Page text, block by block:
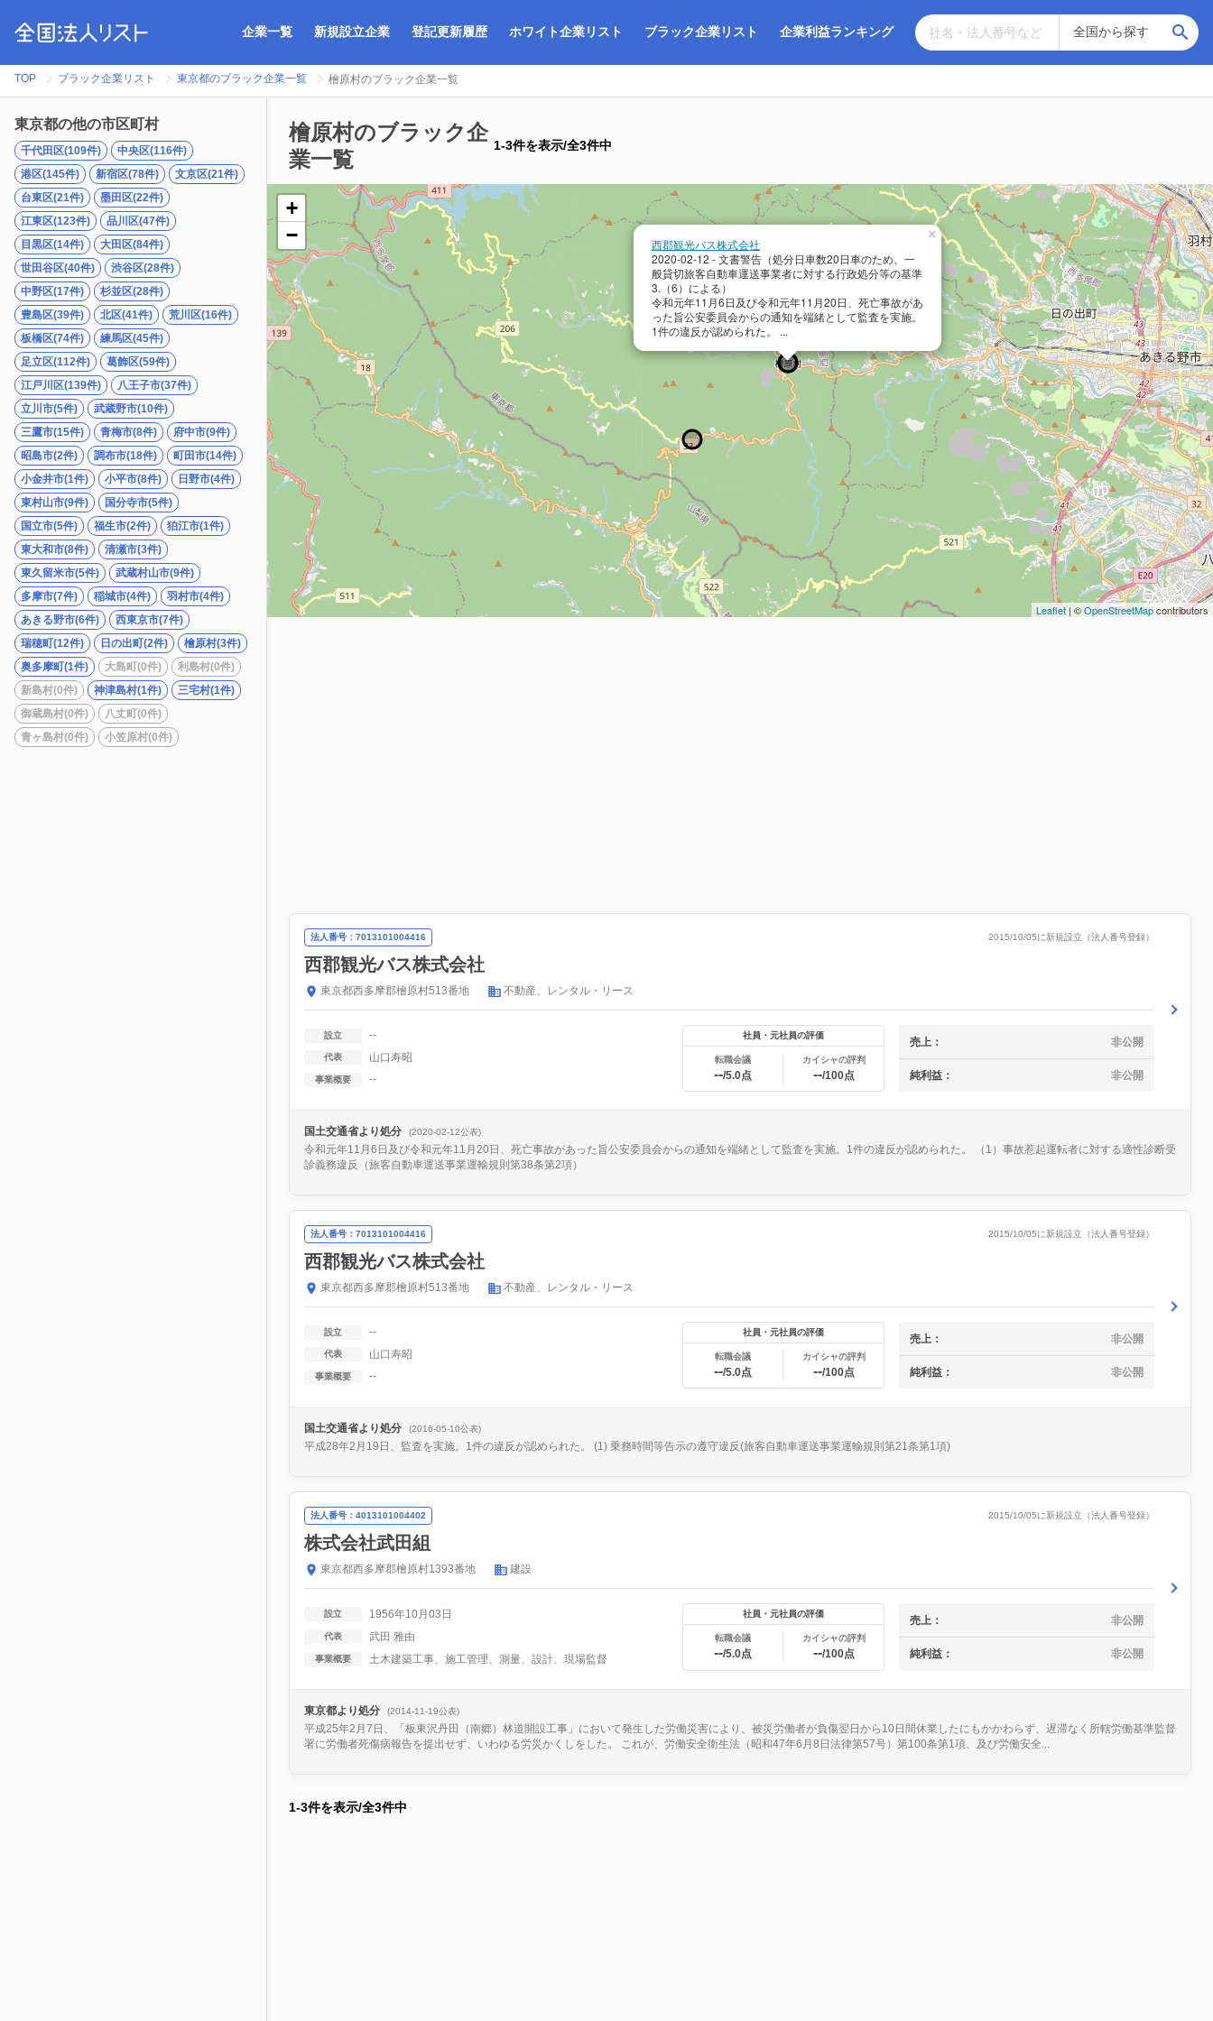
企業一覧 新規設立企業 登記更新履歴 ホワイト企業リスト ブラック企業リスト 企業利益ランキング
TOP ブラック企業リスト 東京都のブラック企業一覧 檜原村のブラック企業一覧
東京都の他の市区町村
千代田区(109件)
中央区(116件)
港区(145件)
新宿区(78件)
文京区(21件)
台東区(21件)
墨田区(22件)
江東区(123件)
品川区(47件)
目黒区(14件)
大田区(84件)
世田谷区(40件)
渋谷区(28件)
中野区(17件)
杉並区(28件)
豊島区(39件)
北区(41件)
荒川区(16件)
板橋区(74件)
練馬区(45件)
足立区(112件)
葛飾区(59件)
江戸川区(139件)
八王子市(37件)
立川市(5件)
武蔵野市(10件)
三鷹市(15件)
青梅市(8件)
府中市(9件)
昭島市(2件)
調布市(18件)
町田市(14件)
小金井市(1件)
小平市(8件)
日野市(4件)
東村山市(9件)
国分寺市(5件)
国立市(5件)
福生市(2件)
狛江市(1件)
東大和市(8件)
清瀬市(3件)
東久留米市(5件)
武蔵村山市(9件)
多摩市(7件)
稲城市(4件)
羽村市(4件)
あきる野市(6件)
西東京市(7件)
瑞穂町(12件)
日の出町(2件)
檜原村(3件)
奥多摩町(1件)
大島町(0件)
利島村(0件)
新島村(0件)
神津島村(1件)
三宅村(1件)
御蔵島村(0件)
八丈町(0件)
青ヶ島村(0件)
小笠原村(0件)
檜原村のブラック企
業一覧
1-3件を表示/全3件中
西郡観光バス株式会社
2020-02-12 - 文書警告（処分日車数20日車のため、一
般貸切旅客自動車運送事業者に対する行政処分等の基準
3.（6）による）
令和元年11月6日及び令和元年11月20日、死亡事故があ
った旨公安委員会からの通知を端緒として監査を実施。
1件の違反が認められた。 ...
×
+
−
Leaflet | ©OpenStreetMapcontributors
法人番号：7013101004416 2015/10/05に新規設立（法人番号登録）
西郡観光バス株式会社
東京都西多摩郡檜原村513番地 不動産、レンタル・リース
設立 --
代表 山口寿昭
事業概要 --
社員・元社員の評価
転職会議
--/5.0点
カイシャの評判
--/100点
売上： 非公開
純利益： 非公開
国土交通省より処分 (2020-02-12公表)
令和元年11月6日及び令和元年11月20日、死亡事故があった旨公安委員会からの通知を端緒として監査を実施。1件の違反が認められた。 （1）事故惹起運転者に対する適性診断受
診義務違反（旅客自動車運送事業運輸規則第38条第2項）
法人番号：7013101004416 2015/10/05に新規設立（法人番号登録）
西郡観光バス株式会社
東京都西多摩郡檜原村513番地 不動産、レンタル・リース
設立 --
代表 山口寿昭
事業概要 --
社員・元社員の評価
転職会議
--/5.0点
カイシャの評判
--/100点
売上： 非公開
純利益： 非公開
国土交通省より処分 (2016-05-10公表)
平成28年2月19日、監査を実施。1件の違反が認められた。 (1) 乗務時間等告示の遵守違反(旅客自動車運送事業運輸規則第21条第1項)
法人番号：4013101004402 2015/10/05に新規設立（法人番号登録）
株式会社武田組
東京都西多摩郡檜原村1393番地 建設
設立 1956年10月03日
代表 武田 雅由
事業概要 土木建築工事、施工管理、測量、設計、現場監督
社員・元社員の評価
転職会議
--/5.0点
カイシャの評判
--/100点
売上： 非公開
純利益： 非公開
東京都より処分 (2014-11-19公表)
平成25年2月7日、「板東沢丹田（南郷）林道開設工事」において発生した労働災害により、被災労働者が負傷翌日から10日間休業したにもかかわらず、遅滞なく所轄労働基準監督
署に労働者死傷病報告を提出せず、いわゆる労災かくしをした。 これが、労働安全衛生法（昭和47年6月8日法律第57号）第100条第1項、及び労働安全...
1-3件を表示/全3件中